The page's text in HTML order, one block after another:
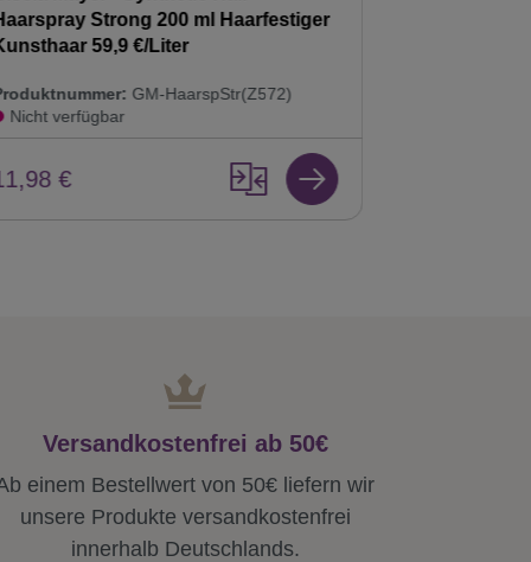
Strong 200 ml Haarfestiger
59,9 €/Liter
GM-HaarspStr(Z572)
Nicht verfügbar
€
Versandkostenfrei ab 50€
einem Bestellwert von 50€ liefern wir
unsere Produkte versandkostenfrei
innerhalb Deutschlands.